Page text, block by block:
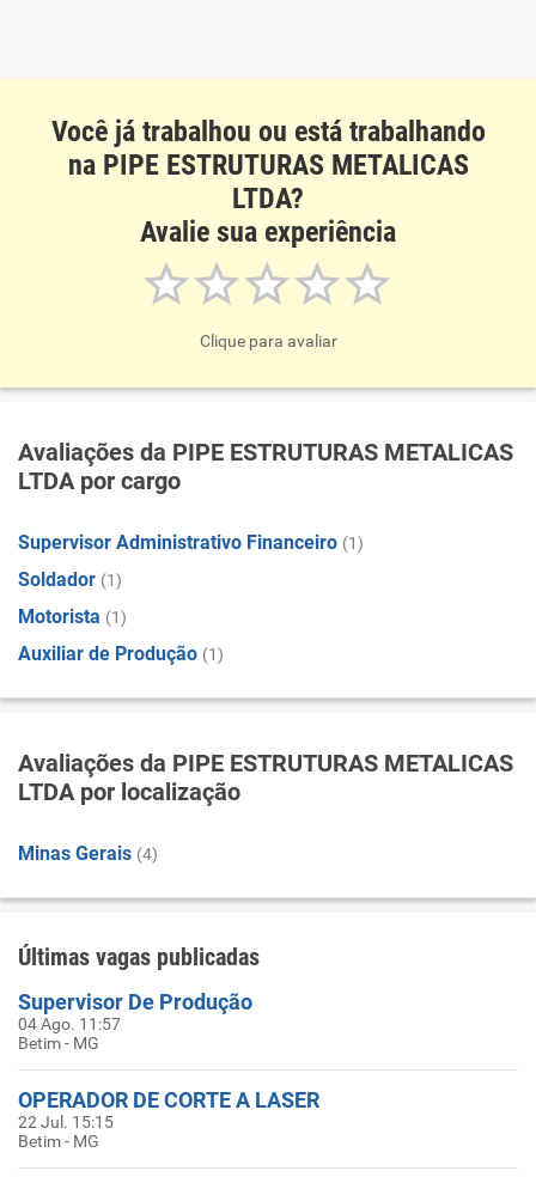
Você já trabalhou ou está trabalhando
na PIPE ESTRUTURAS METALICAS
LTDA?
Avalie sua experiência
Clique para avaliar
Avaliações da PIPE ESTRUTURAS METALICAS
LTDA por cargo
Supervisor Administrativo Financeiro (1)
Soldador (1)
Motorista (1)
Auxiliar de Produção (1)
Avaliações da PIPE ESTRUTURAS METALICAS
LTDA por localização
Minas Gerais (4)
Últimas vagas publicadas
Supervisor De Produção
04 Ago. 11:57
Betim - MG
OPERADOR DE CORTE A LASER
22 Jul. 15:15
Betim - MG